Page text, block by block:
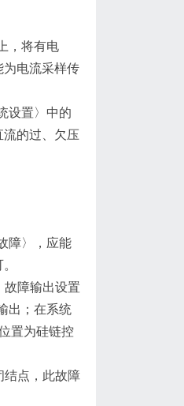
，将有电
为电流采样传
设置〉中的
流的过、欠压
障〉，应能
故障输出设置
出；在系统
置为硅链控
结点，此故障